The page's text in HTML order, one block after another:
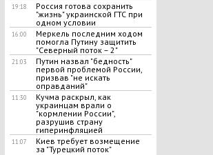
19:18
Россия готова сохранить
"жизнь" украинской ГТС при
одном условии
16:00
Меркель последним ходом
помогла Путину защитить
"Северный поток – 2"
21:03
Путин назвал "бедность"
первой проблемой России,
призвав "не искать
оправданий"
11:30
Кучма раскрыл, как
украинцам врали о
"кормлении России",
разрушив страну
гиперинфляцией
11:07
Киев требует возмещение
за "Турецкий поток"